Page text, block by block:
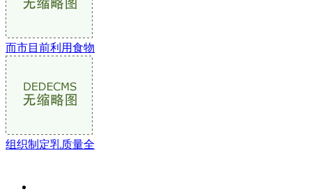
而市目前利用食物
组织制定乳质量全